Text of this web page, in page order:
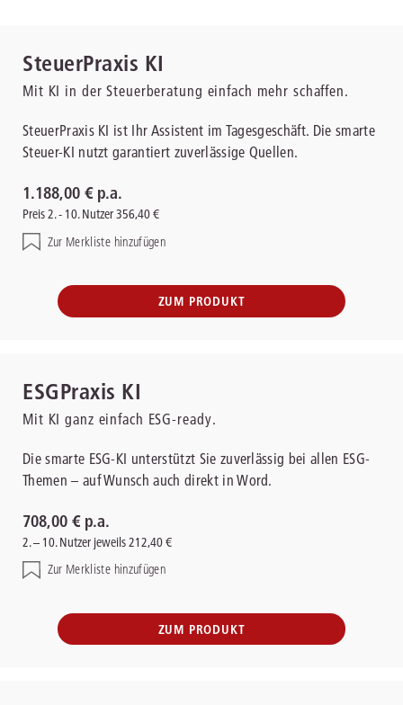
SteuerPraxis KI
Mit KI in der Steuerberatung einfach mehr schaffen.
SteuerPraxis KI ist Ihr Assistent im Tagesgeschäft. Die smarte
Steuer-KI nutzt garantiert zuverlässige Quellen.
1.188,00 € p.a.
Preis 2. - 10. Nutzer 356,40 €
Zur Merkliste hinzufügen
ZUM PRODUKT
ESGPraxis KI
Mit KI ganz einfach ESG-ready.
Die smarte ESG-KI unterstützt Sie zuverlässig bei allen ESG-
Themen – auf Wunsch auch direkt in Word.
708,00 € p.a.
2. – 10. Nutzer jeweils 212,40 €
Zur Merkliste hinzufügen
ZUM PRODUKT